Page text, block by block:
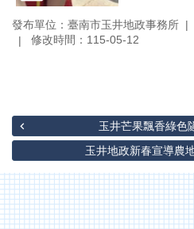
南
市
政
政
資
訊
公
開
發布單位：臺南市玉井地政事務所
修改時間：115-05-12
玉井芒果飄香綠色
玉井地政新春宣導農